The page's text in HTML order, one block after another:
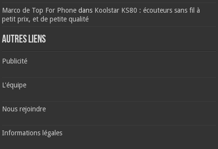
Marco de Top For Phone dans Koolstar KS80 : écouteurs sans fil à
petit prix, et de petite qualité
AUTRES LIENS
Publicité
L'équipe
Nous rejoindre
Informations légales